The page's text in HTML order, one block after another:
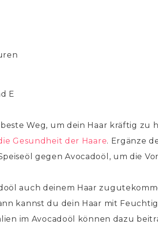
E
Weg, um dein Haar kräftig zu
Gesundheit der Haare. Ergänze
gegen Avocadoöl, um die
auch deinem Haar
kannst du dein Haar mit
im Avocadoöl können dazu